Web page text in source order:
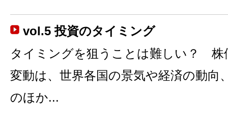
vol.5 投資のタイミング
タイミングを狙うことは難しい？ 株
変動は、世界各国の景気や経済の動向
のほか...